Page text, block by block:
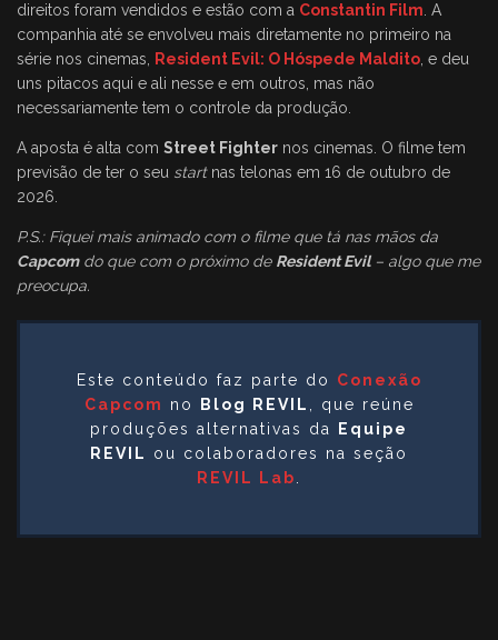
direitos foram vendidos e estão com a Constantin Film. A
companhia até se envolveu mais diretamente no primeiro na
série nos cinemas, Resident Evil: O Hóspede Maldito, e deu
uns pitacos aqui e ali nesse e em outros, mas não
necessariamente tem o controle da produção.
A aposta é alta com Street Fighter nos cinemas. O filme tem
previsão de ter o seu startnas telonas em 16 de outubro de
2026.
P.S.: Fiquei mais animado com o filme que tá nas mãos da
Capcomdo que com o próximo de Resident Evil– algo que me
preocupa.
Este conteúdo faz parte do Conexão
Capcom
no Blog REVIL , que reúne
produções alternativas da
Equipe
REVIL
ou colaboradores na seção
REVIL Lab.